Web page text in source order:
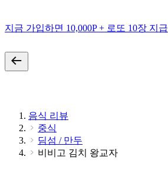
지금 가입하면 10,000P + 로또 10장 지급
음식 리뷰
중식
딤섬 / 만두
비비고 김치 왕교자